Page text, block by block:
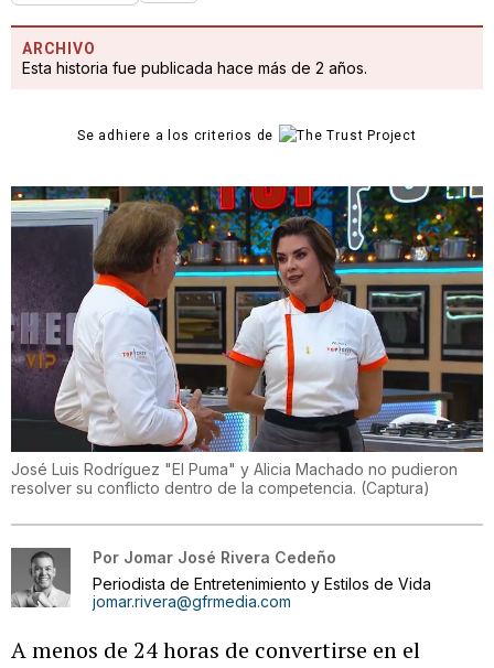
ARCHIVO
Esta historia fue publicada hace más de 2 años.
Se adhiere a los criterios de
José Luis Rodríguez "El Puma" y Alicia Machado no pudieron
resolver su conflicto dentro de la competencia. (Captura)
Por Jomar José Rivera Cedeño
Periodista de Entretenimiento y Estilos de Vida
jomar.rivera@gfrmedia.com
A menos de 24 horas de convertirse en el